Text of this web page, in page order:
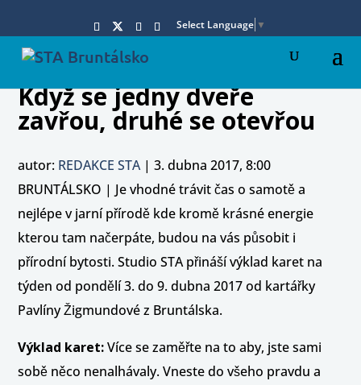
Select Language ▼
Když se jedny dveře
zavřou, druhé se otevřou
autor: REDAKCE STA|3. dubna 2017, 8:00
BRUNTÁLSKO | Je vhodné trávit čas o samotě a
nejlépe v jarní přírodě kde kromě krásné energie
kterou tam načerpáte, budou na vás působit i
přírodní bytosti. Studio STA přináší výklad karet na
týden od pondělí 3. do 9. dubna 2017 od kartářky
Pavlíny Žigmundové z Bruntálska.
Výklad karet:Více se zaměřte na to aby, jste sami
sobě něco nenalhávaly. Vneste do všeho pravdu a